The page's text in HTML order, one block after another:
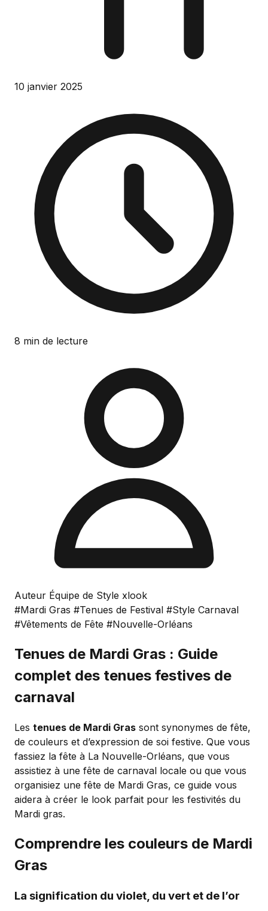
10 janvier 2025
8 min de lecture
Auteur Équipe de Style xlook
#Mardi Gras #Tenues de Festival #Style Carnaval
#Vêtements de Fête #Nouvelle-Orléans
Tenues de Mardi Gras : Guide
complet des tenues festives de
carnaval
Les tenues de Mardi Gras sont synonymes de fête,
de couleurs et d’expression de soi festive. Que vous
fassiez la fête à La Nouvelle-Orléans, que vous
assistiez à une fête de carnaval locale ou que vous
organisiez une fête de Mardi Gras, ce guide vous
aidera à créer le look parfait pour les festivités du
Mardi gras.
Comprendre les couleurs de Mardi
Gras
La signification du violet, du vert et de l’or